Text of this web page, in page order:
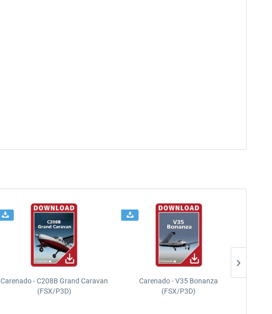
Carenado - C208B Grand Caravan
(FSX/P3D)
Carenado - V35 Bonanza
(FSX/P3D)